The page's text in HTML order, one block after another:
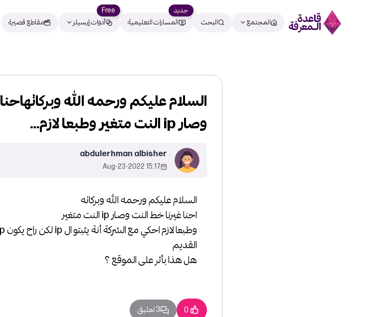
المجتمع البحث المسارات التعليمية
جديد
أدوات إيسيلز
Free
مقاطع قصيرة
السلام عليكم ورحمه الله وبركاته
احنا غيرنا خط النت وصار ip النت متغير
القديم
هل هذا بأثر على الموقع ؟
السلام عليكم ورحمه الله
وصار ip النت متغير وطبعا لازم…
abdulerhman albisher
15:17 2022-Aug-23
0 3 تعليق